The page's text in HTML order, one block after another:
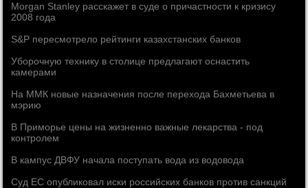
Morgan Stanley расскажет в суде о причастности к кризису
2008 года
S&P пересмотрело рейтинги казахстанских банков
Уборочную технику в столице предлагают оснастить
камерами
На ММК новые назначения после перехода Бахметьева в
мэрию
В Приморье цены на жизненно важные лекарства - под
контролем
В кампус ДВФУ начала поступать вода из водовода
Суд ЕС опубликовал иски российских банков против санкций